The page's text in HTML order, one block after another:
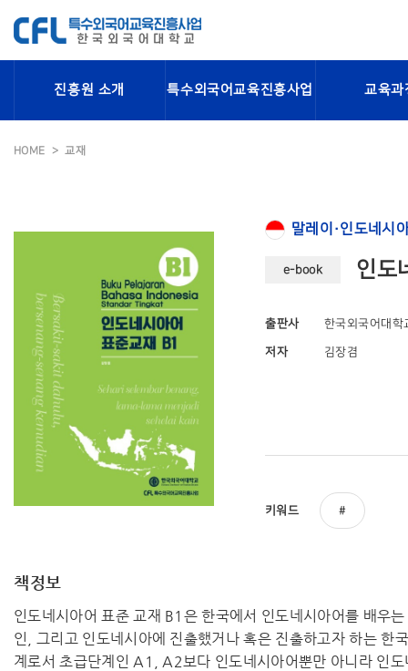
진흥원 소개 특수외국어교육진흥사업 교육과
HOME 교재
말레이·인도네시
e-book 인도
출판사 한국외국어대학
저자 김장겸
키워드
책정보
인도네시아어 표준 교재 B1은 한국에서 인도네시아어를 배우
인, 그리고 인도네시아에 진출했거나 혹은 진출하고자 하는 한
계로서 초급단계인 A1, A2보다 인도네시아어뿐만 아니라 인